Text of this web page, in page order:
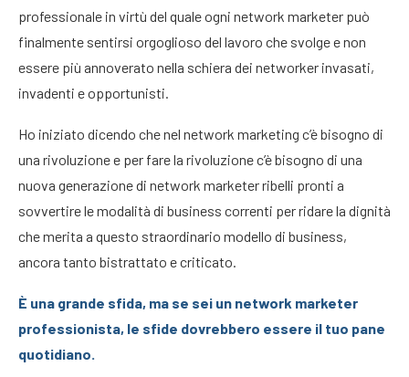
professionale in virtù del quale ogni network marketer può
finalmente sentirsi orgoglioso del lavoro che svolge e non
essere più annoverato nella schiera dei networker invasati,
invadenti e opportunisti.
Ho iniziato dicendo che nel network marketing c’è bisogno di
una rivoluzione e per fare la rivoluzione c’è bisogno di una
nuova generazione di network marketer ribelli pronti a
sovvertire le modalità di business correnti per ridare la dignità
che merita a questo straordinario modello di business,
ancora tanto bistrattato e criticato.
È una grande sfida, ma se sei un network marketer
professionista, le sfide dovrebbero essere il tuo pane
quotidiano.